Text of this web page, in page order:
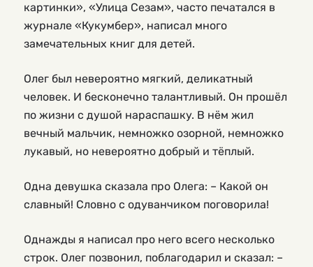
картинки», «Улица Сезам», часто печатался в
журнале «Кукумбер», написал много
замечательных книг для детей.
Олег был невероятно мягкий, деликатный
человек. И бесконечно талантливый. Он прошёл
по жизни с душой нараспашку. В нём жил
вечный мальчик, немножко озорной, немножко
лукавый, но невероятно добрый и тёплый.
Одна девушка сказала про Олега: – Какой он
славный! Словно с одуванчиком поговорила!
Однажды я написал про него всего несколько
строк. Олег позвонил, поблагодарил и сказал: –